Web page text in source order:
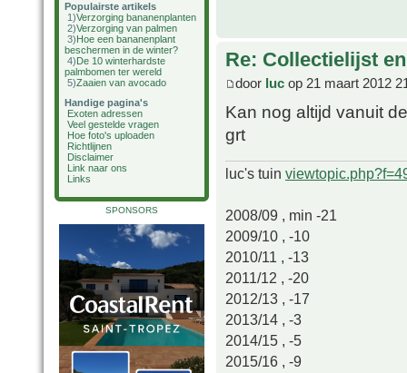
Populairste artikels
1)Verzorging bananenplanten
2)Verzorging van palmen
3)Hoe een bananenplant
beschermen in de winter?
4)De 10 winterhardste
palmbomen ter wereld
5)Zaaien van avocado
Handige pagina's
Exoten adressen
Veel gestelde vragen
Hoe foto's uploaden
Richtlijnen
Disclaimer
Link naar ons
Links
SPONSORS
Re: Collectielijst
door luc op 21 maart 2012
Kan nog altijd vanuit
grt
luc's tuin
2008/09 , min -21
2009/10 , -10
2010/11 , -13
2011/12 , -20
2012/13 , -17
2013/14 , -3
2014/15 , -5
2015/16 , -9